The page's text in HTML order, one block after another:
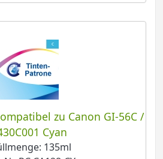
zu Canon GI-56C /
Cyan
135ml